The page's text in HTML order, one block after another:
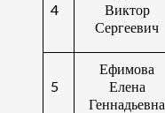
4
Виктор
Сергеевич
5
Ефимова
Елена
Геннадьевна